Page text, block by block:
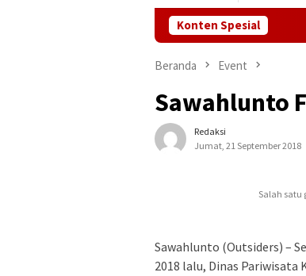
Konten Spesial
Beranda Event
Sawahlunto
Redaksi
Jumat, 21 September 2018
Salah satu
Sawahlunto (Outsiders) –
2018 lalu, Dinas